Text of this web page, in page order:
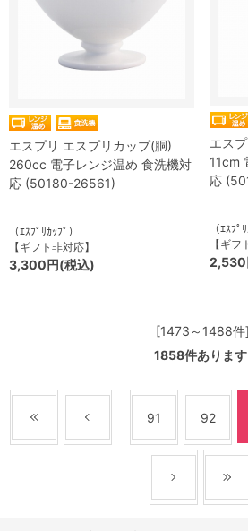
エスプリ エスプリカップ(胴)
260cc 電子レンジ温め 食洗機対
応 (50180-26561)
（ｴｽﾌﾟﾘｶｯﾌﾟ）
【ギフト非対応】
3,300円(税込)
エス
11cm
応
（ｴｽﾌﾟ
【ギフ
2,530
[1473～1488件]
1858件あります
91 92